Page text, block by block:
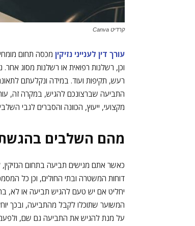
קרדיט Canva
עורך דין לענייני נזיקין מכסה תחום
וכן, רשלנות רפואית או רשלנות מסוג אחר.
רעש, תקיפות ועוד. במידה ונקלעתם
התביעה שברצונכם להגיש, במקרה זה,
מקצועי, ייעוץ, הכוונה והסברים לגבי
מהם השלבים בהגשת
כאשר אתם מגישים תביעה בתחום
דוחות המשטרה ובתי החולים, וכן כל
יחליט אם יש טעם להגיש תביעה או לא,
המשוער שתוכלו לקבל מהתביעה, ובכך
על מנת להגיש את התביעה גם שם,